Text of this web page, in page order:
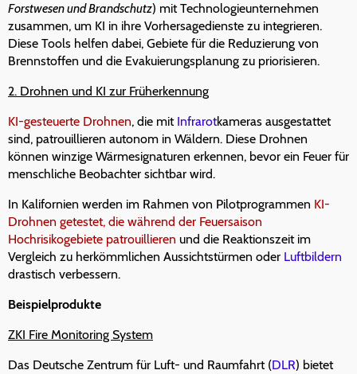
Forstwesen und Brandschutz) mit Technologieunternehmen
zusammen, um KI in ihre Vorhersagedienste zu integrieren.
Diese Tools helfen dabei, Gebiete für die Reduzierung von
Brennstoffen und die Evakuierungsplanung zu priorisieren.
2. Drohnen und KI zur Früherkennung
KI-gesteuerte Drohnen, die mit Infrarotkameras ausgestattet
sind, patrouillieren autonom in Wäldern. Diese Drohnen
können winzige Wärmesignaturen erkennen, bevor ein Feuer für
menschliche Beobachter sichtbar wird.
In Kalifornien werden im Rahmen von Pilotprogrammen KI-
Drohnen getestet, die während der Feuersaison
Hochrisikogebiete patrouillieren und die Reaktionszeit im
Vergleich zu herkömmlichen Aussichtstürmen oder Luftbildern
drastisch verbessern.
Beispielprodukte
ZKI Fire Monitoring System
Das Deutsche Zentrum für Luft- und Raumfahrt (DLR) bietet